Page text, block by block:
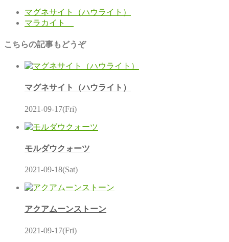
マグネサイト（ハウライト）
マラカイト
こちらの記事もどうぞ
マグネサイト（ハウライト）
2021-09-17(Fri)
モルダウクォーツ
2021-09-18(Sat)
アクアムーンストーン
2021-09-17(Fri)